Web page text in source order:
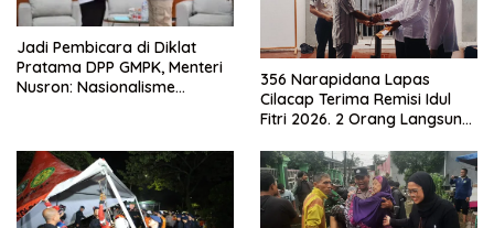
Jadi Pembicara di Diklat
Pratama DPP GMPK, Menteri
Nusron: Nasionalisme
356 Narapidana Lapas
Cilacap Terima Remisi Idul
Fitri 2026. 2 Orang Langsung